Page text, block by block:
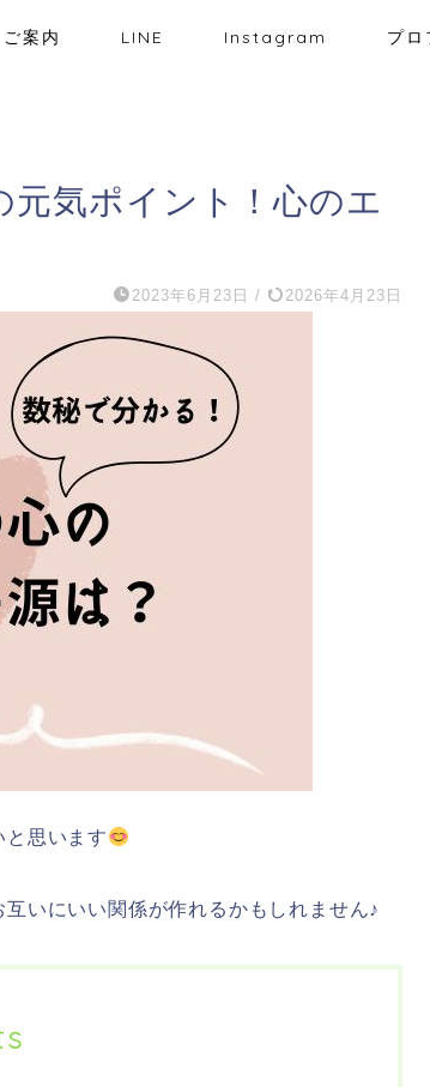
ご案内 LINE Instagram プロ
気ポイント！心のエ
2023年6月23日 / 2026年4月23日
思います
いにいい関係が作れるかもしれません♪